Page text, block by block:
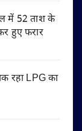
में 52 ताश के
हुए फरार
रहा LPG का